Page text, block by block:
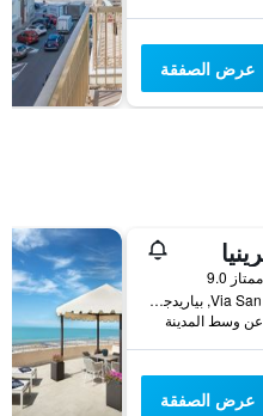
عرض الصفقة
ممتاز 9.0
Via San Martino 23, بياريدجو, توسكانا, إيطاليا
عرض الصفقة